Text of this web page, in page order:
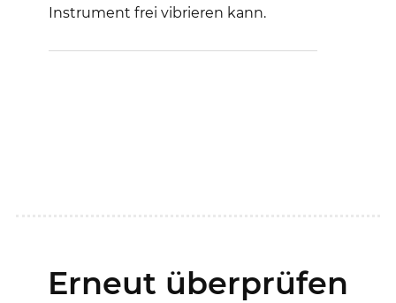
Instrument frei vibrieren kann.
Erneut überprüfen